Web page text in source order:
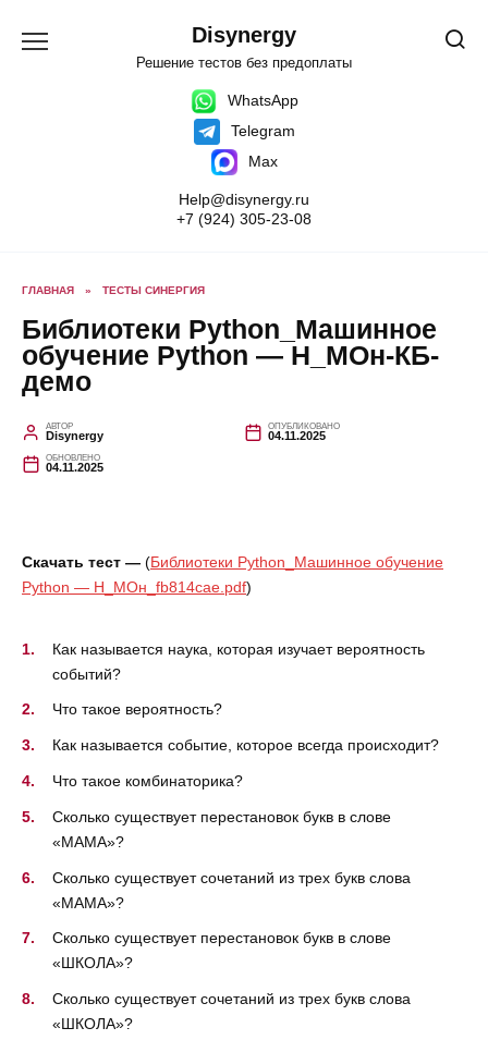
содержанию
Disynergy
Решение тестов без предоплаты
WhatsApp
Telegram
Max
Help@disynergy.ru
+7 (924) 305-23-08
ГЛАВНАЯ » ТЕСТЫ СИНЕРГИЯ
Библиотеки Python_Машинное
обучение Python — Н_МОн-КБ-
демо
АВТОР
Disynergy
ОПУБЛИКОВАНО
04.11.2025
ОБНОВЛЕНО
04.11.2025
Скачать тест — (Библиотеки Python_Машинное обучение
Python — Н_МОн_fb814cae.pdf)
Как называется наука, которая изучает вероятность
событий?
Что такое вероятность?
Как называется событие, которое всегда происходит?
Что такое комбинаторика?
Сколько существует перестановок букв в слове
«МАМА»?
Сколько существует сочетаний из трех букв слова
«МАМА»?
Сколько существует перестановок букв в слове
«ШКОЛА»?
Сколько существует сочетаний из трех букв слова
«ШКОЛА»?